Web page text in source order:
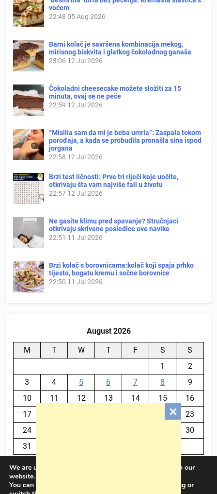
voćem
22:48 05 Aug 2026
Barni kolač je savršena kombinacija mekog,
mirisnog biskvita i glatkog čokoladnog ganaša
23:06 12 Jul 2026
Čokoladni cheesecake možete složiti za 15
minuta, ovaj se ne peče
22:59 12 Jul 2026
“Mislila sam da mi je beba umrla”: Zaspala tokom
porođaja, a kada se probudila pronašla sina ispod
jorgana
22:58 12 Jul 2026
Brzi test ličnosti: Prve tri riječi koje uočite,
otkrivaju šta vam najviše fali u životu
22:57 12 Jul 2026
Ne gasite klimu pred spavanje? Stručnjaci
otkrivaju skrivene posledice ove navike
22:51 11 Jul 2026
Brzi kolač s borovnicama:kolač koji spaja prhko
tijesto, bogatu kremu i sočne borovnice
22:50 11 Jul 2026
August 2026
M T W T F S
S
1
2
3
4 5 6 7 8
9
10
11 12 13 14 15
16
17
23
24
30
31
We are using cookies to give you the best experience on our
website.
You can find out more about which cookies we are using or